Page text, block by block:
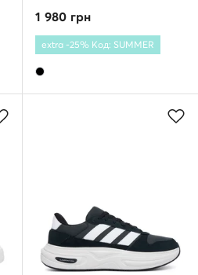
1 980 грн
extra -25% Код: SUMMER